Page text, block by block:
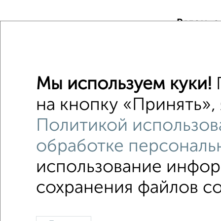
Рядом, с
Поиск по
на
в
В общежитии
Мы используем куки!
на кнопку
Политикой
обработке
использование
сохранения файлов